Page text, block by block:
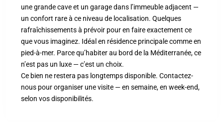
une grande cave et un garage dans l’immeuble adjacent —
un confort rare à ce niveau de localisation. Quelques
rafraîchissements à prévoir pour en faire exactement ce
que vous imaginez. Idéal en résidence principale comme en
pied-à-mer. Parce qu’habiter au bord de la Méditerranée, ce
n’est pas un luxe — c’est un choix.
Ce bien ne restera pas longtemps disponible. Contactez-
nous pour organiser une visite — en semaine, en week-end,
selon vos disponibilités.